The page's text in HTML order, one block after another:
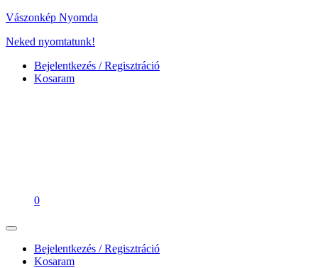
Vászonkép Nyomda
Neked nyomtatunk!
Bejelentkezés / Regisztráció
Kosaram
0
Bejelentkezés / Regisztráció
Kosaram